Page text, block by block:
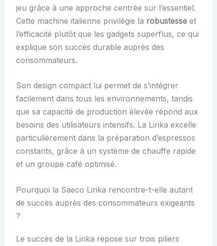
jeu grâce à une approche centrée sur l’essentiel.
Cette machine italienne privilégie la robustesseet
l’efficacité plutôt que les gadgets superflus, ce qui
explique son succès durable auprès des
consommateurs.
Son design compact lui permet de s’intégrer
facilement dans tous les environnements, tandis
que sa capacité de production élevée répond aux
besoins des utilisateurs intensifs. La Lirika excelle
particulièrement dans la préparation d’espressos
constants, grâce à un système de chauffe rapide
et un groupe café optimisé.
Pourquoi la Saeco Lirika rencontre-t-elle autant
de succès auprès des consommateurs exigeants
?
Le succès de la Lirika repose sur trois piliers